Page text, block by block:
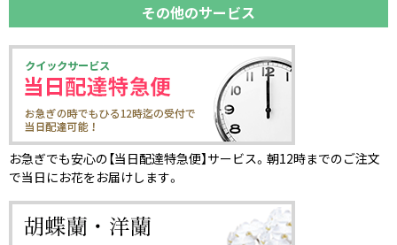
その他のサービス
お急ぎでも安心の【当日配達特急便】サービス。朝12時までのご注文
で当日にお花をお届けします。